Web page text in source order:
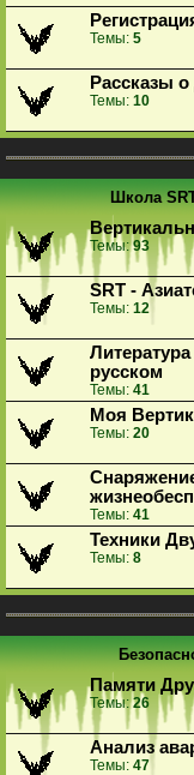
Темы: 5
Рассказы
Темы: 10
Школа
Темы:93
SRT -
Темы: 12
русском
Темы: 41
Моя
Темы: 20
Темы: 41
Техники
Темы: 8
Памяти
Темы:26
Анализ
Темы: 47